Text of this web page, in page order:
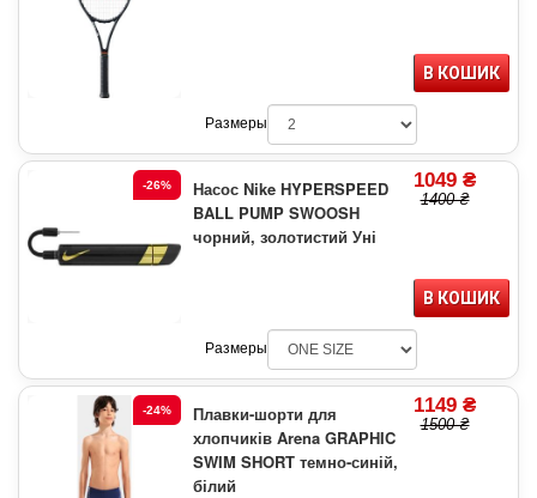
В КОШИК
Размеры
-26%
Насос Nike HYPERSPEED
BALL PUMP SWOOSH
чорний, золотистий Уні
1049 ₴
1400 ₴
В КОШИК
Размеры
-24%
Плавки-шорти для
хлопчиків Arena GRAPHIC
SWIM SHORT темно-синій,
білий
1149 ₴
1500 ₴